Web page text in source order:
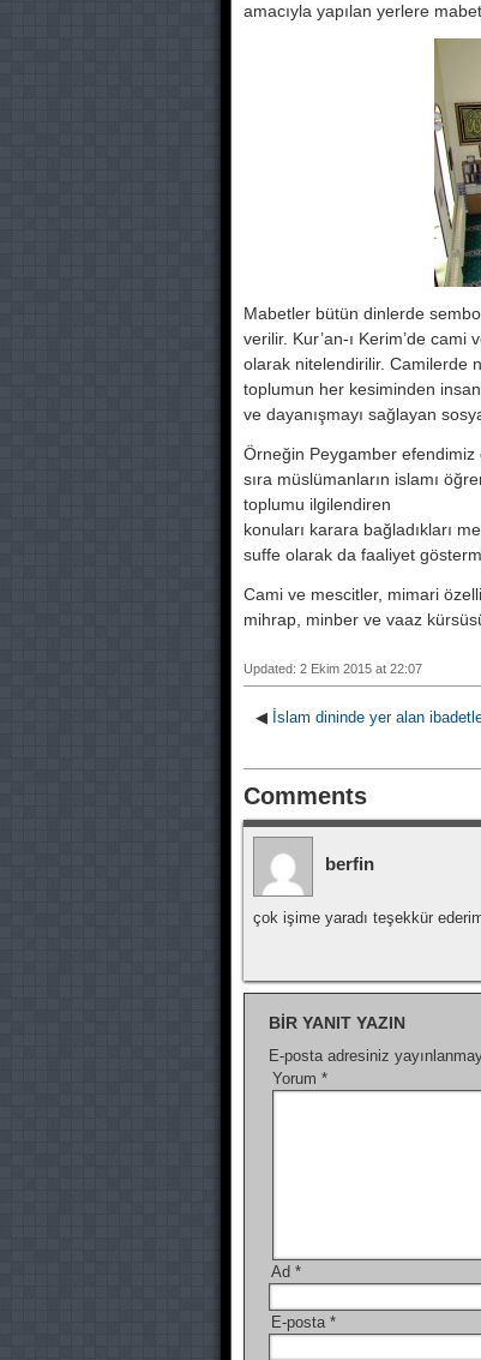
amacıyla yapılan yerlere
Mabetler bütün dinlerde
verilir. Kur’an-ı Kerim’de cami
olarak nitelendirilir. Camilerde
toplumun her kesiminden
ve dayanışmayı sağlayan
Örneğin Peygamber efendimiz
sıra müslümanların islamı
toplumu ilgilendiren
konuları karara bağladıkları
suffe olarak da faaliyet
Cami ve mescitler, mimari
mihrap, minber ve vaaz kürsüsü
Updated: 2 Ekim 2015 at 22:07
◀ İslam dininde yer alan
Comments
berfin
çok işime yaradı teşekkür
BIR YANIT YAZIN
E-posta adresiniz
Yorum *
Ad *
E-posta *